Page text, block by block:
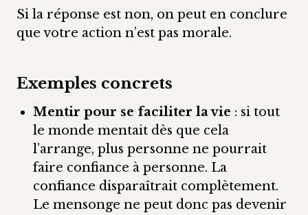
Si la réponse est non, on peut en conclure
que votre action n’est pas morale.
Exemples concrets
Mentir pour se faciliter la vie : si tout
le monde mentait dès que cela
l’arrange, plus personne ne pourrait
faire confiance à personne. La
confiance disparaîtrait complètement.
Le mensonge ne peut donc pas devenir